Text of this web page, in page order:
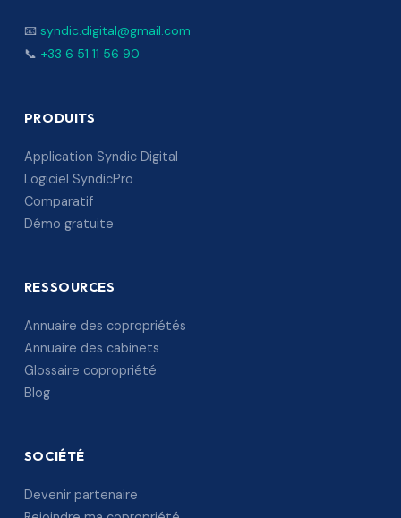
📧 syndic.digital@gmail.com
📞 +33 6 51 11 56 90
PRODUITS
Application Syndic Digital
Logiciel SyndicPro
Comparatif
Démo gratuite
RESSOURCES
Annuaire des copropriétés
Annuaire des cabinets
Glossaire copropriété
Blog
SOCIÉTÉ
Devenir partenaire